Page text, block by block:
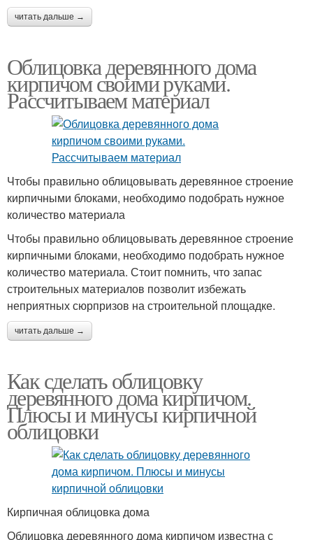
читать дальше →
Облицовка деревянного дома
кирпичом своими руками.
Рассчитываем материал
Чтобы правильно облицовывать деревянное строение
кирпичными блоками, необходимо подобрать нужное
количество материала
Чтобы правильно облицовывать деревянное строение
кирпичными блоками, необходимо подобрать нужное
количество материала. Стоит помнить, что запас
строительных материалов позволит избежать
неприятных сюрпризов на строительной площадке.
читать дальше →
Как сделать облицовку
деревянного дома кирпичом.
Плюсы и минусы кирпичной
облицовки
Кирпичная облицовка дома
Облицовка деревянного дома кирпичом известна с